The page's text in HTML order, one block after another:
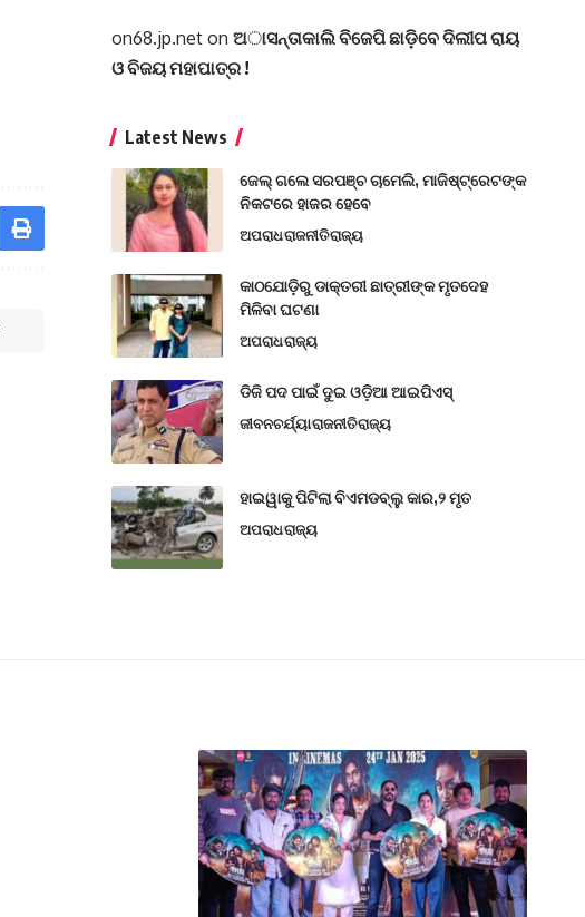
on68.jp.neton ଅାସନ୍ତାକାଲି ବିଜେପି ଛାଡ଼ିବେ ଦିଲୀପ ରାୟ
ଓ ବିଜୟ ମହାପାତ୍ର !
Latest News
ଜେଲ୍ ଗଲେ ସରପଞ୍ଚ ଚାମେଲି, ମାଜିଷ୍ଟ୍ରେଟଙ୍କ
ନିକଟରେ ହାଜର ହେବେ
ଅପରାଧରାଜନୀତିରାଜ୍ୟ
କାଠଯୋଡ଼ିରୁ ଡାକ୍ତରୀ ଛାତ୍ରୀଙ୍କ ମୃତଦେହ
ମିଳିବା ଘଟଣା
ଅପରାଧରାଜ୍ୟ
ଡିଜି ପଦ ପାଇଁ ଦୁଇ ଓଡ଼ିଆ ଆଇପିଏସ୍
ଜୀବନଚର୍ଯ୍ୟାରାଜନୀତିରାଜ୍ୟ
ହାଇୱାକୁ ପିଟିଲା ବିଏମଡବ୍ଲୁ କାର,୨ ମୃତ
ଅପରାଧରାଜ୍ୟ